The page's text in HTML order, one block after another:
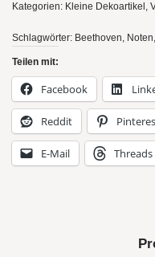
Kategorien: Kleine Dekoartikel ,
Schlagwörter: Beethoven, Noten,
Teilen mit:
Facebook
Reddit
E-Mail Threads